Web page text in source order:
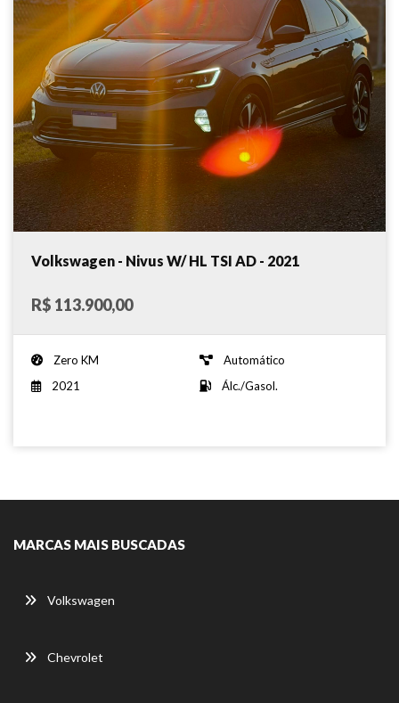
Volkswagen - Nivus W/ HL TSI AD - 2021
R$ 113.900,00
Zero KM
Automático
2021
Álc./Gasol.
MARCAS MAIS BUSCADAS
Volkswagen
Chevrolet